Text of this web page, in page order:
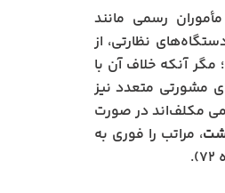
رسمی مانند
نظارتی، از
مگر آنکه خلاف آن با
مشورتی متعدد نیز
مکلف‌اند در صورت
، مراتب را فوری به